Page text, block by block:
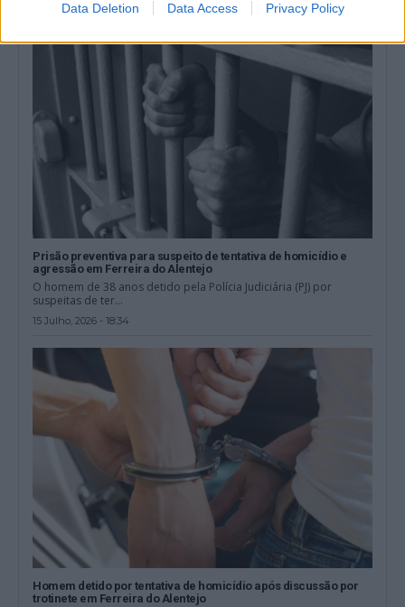
Data Deletion Data Access Privacy Policy
Prisão preventiva para suspeito de tentativa de homicídio e
agressão em Ferreira do Alentejo
O homem de 38 anos detido pela Polícia Judiciária (PJ) por
suspeitas de ter...
15 Julho, 2026 - 18:34
Homem detido por tentativa de homicídio após discussão por
trotinete em Ferreira do Alentejo